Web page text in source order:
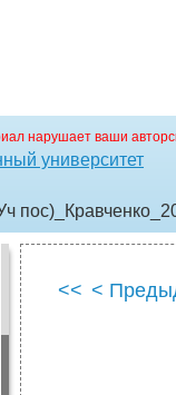
нарушает ваши
университет
<< <